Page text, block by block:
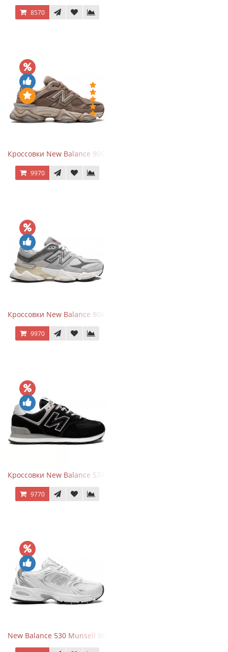
8570
Кроссовки New Balance 9060 Mushroom
9970
Кроссовки New Balance 9060 Rain Cloud Grey
9970
Кроссовки New Balance 574 Evergreen Black
9770
New Balance 530 Munsell White Silver